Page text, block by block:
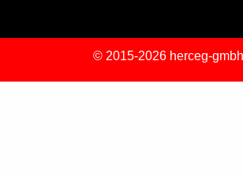
© 2015-2026 herceg-